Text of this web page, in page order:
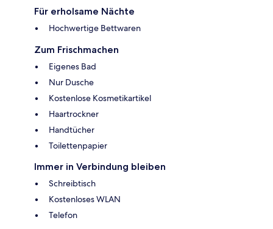
Für erholsame Nächte
Hochwertige Bettwaren
Zum Frischmachen
Eigenes Bad
Nur Dusche
Kostenlose Kosmetikartikel
Haartrockner
Handtücher
Toilettenpapier
Immer in Verbindung bleiben
Schreibtisch
Kostenloses WLAN
Telefon